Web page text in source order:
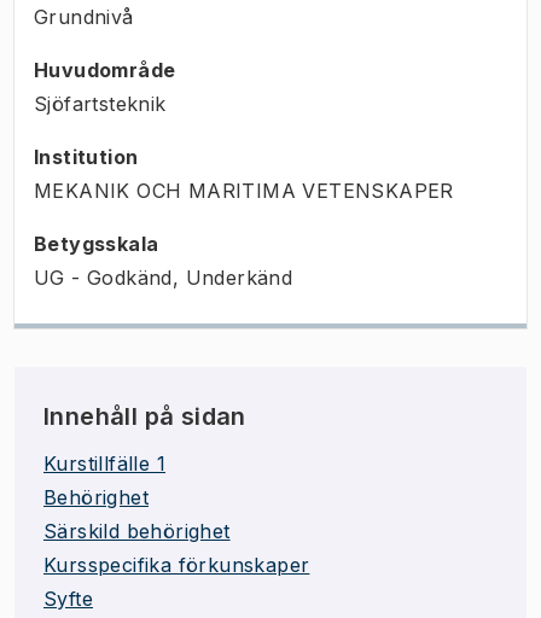
Grundnivå
Huvudområde
Sjöfartsteknik
Institution
MEKANIK OCH MARITIMA VETENSKAPER
Betygsskala
UG - Godkänd, Underkänd
Innehåll på sidan
Kurstillfälle 1
Behörighet
Särskild behörighet
Kursspecifika förkunskaper
Syfte